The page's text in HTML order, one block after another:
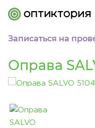
Записаться на
Оправа